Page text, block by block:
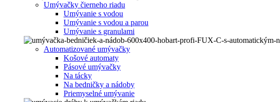
Umývačky čierneho riadu
Umývanie s vodou
Umývanie s vodou a parou
Umývanie s granulami
Automatizované umývačky
Košové automaty
Pásové umývačky
Na tácky
Na bedničky a nádoby
Priemyselné umývanie